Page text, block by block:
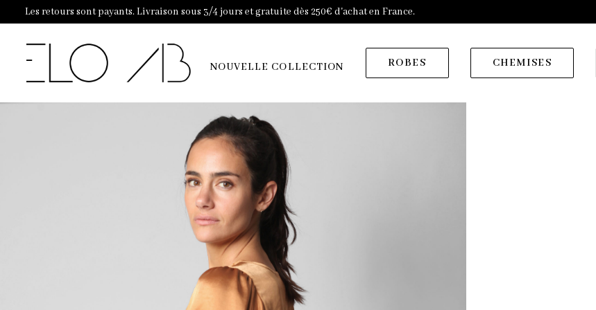
Les retours sont payants. Livraison sous 3/4 jours et gratuite dès 250€ d'achat en France.
NOUVELLE COLLECTION ROBES CHEMISES